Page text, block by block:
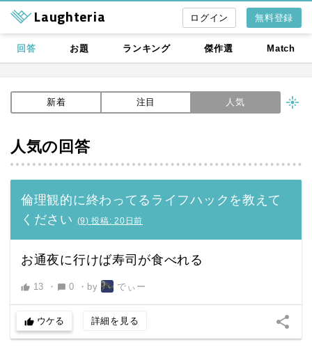
Laughteria 無料登録
回答 お題 ランキング 傑作選 Match
新着 注目 人気
人気の回答
倫理観的に終わってるライフハックを教えて
ください (9)投稿: 20日前
お通夜に行けば寿司が食べれる
thumb_up 13 ・ chat_bubble 0 ・ by でぃー
thumb_up ウケる 詳細を見る share